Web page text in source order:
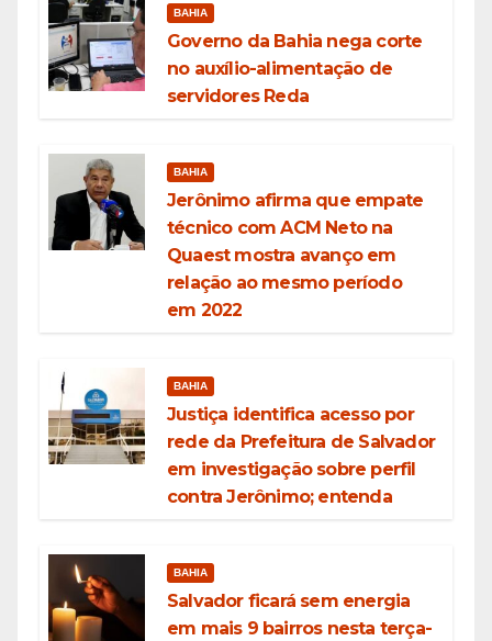
BAHIA
Governo da Bahia nega corte
no auxílio-alimentação de
servidores Reda
BAHIA
Jerônimo afirma que empate
técnico com ACM Neto na
Quaest mostra avanço em
relação ao mesmo período
em 2022
BAHIA
Justiça identifica acesso por
rede da Prefeitura de Salvador
em investigação sobre perfil
contra Jerônimo; entenda
BAHIA
Salvador ficará sem energia
em mais 9 bairros nesta terça-